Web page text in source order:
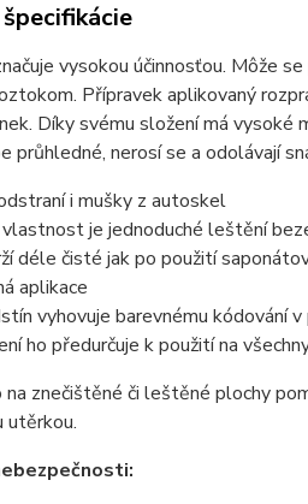
vysokou účinnosťou. Môže
Přípravek aplikovaný
Díky svému složení má
průhledné, nerosí se a odolávají
i mušky z autoskel
vlastnost je jednoduché leštění
déle čisté jak po použití
aplikace
vyhovuje barevnému kódování
ho předurčuje k použití na
znečištěné či leštěné plochy
utěrkou.